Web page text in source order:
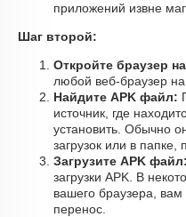
приложений извне
Шаг второй:
Откройте браузер
любой веб-браузер на
Найдите APK файл:
источник, где
установить. Обычно
загрузок или в папке,
Загрузите APK файл:
загрузки APK. В
вашего браузера,
перенос.